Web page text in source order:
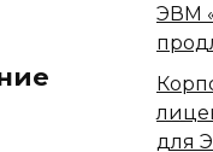
ЭВМ
для